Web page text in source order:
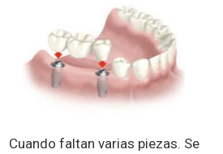
Cuando faltan varias piezas. Se